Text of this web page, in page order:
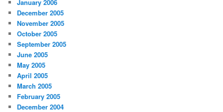
January 2006
December 2005
November 2005
October 2005
September 2005
June 2005
May 2005
April 2005
March 2005
February 2005
December 2004